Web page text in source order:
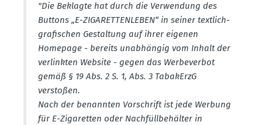
"Die Beklagte hat durch die Verwendung des
Buttons „E-ZIGARET­TEN­LEBEN“ in seiner textlich-
grafi­schen Gestaltung auf ihrer eigenen
Homepage - bereits unabhängig vom Inhalt der
verlinkten Website - gegen das Werbe­verbot
gemäß § 19 Abs. 2 S. 1, Abs. 3 TabakErzG
verstoßen.
Nach der benannten Vorschrift ist jede Werbung
für E-Zigaretten oder Nachfüll­be­hälter in